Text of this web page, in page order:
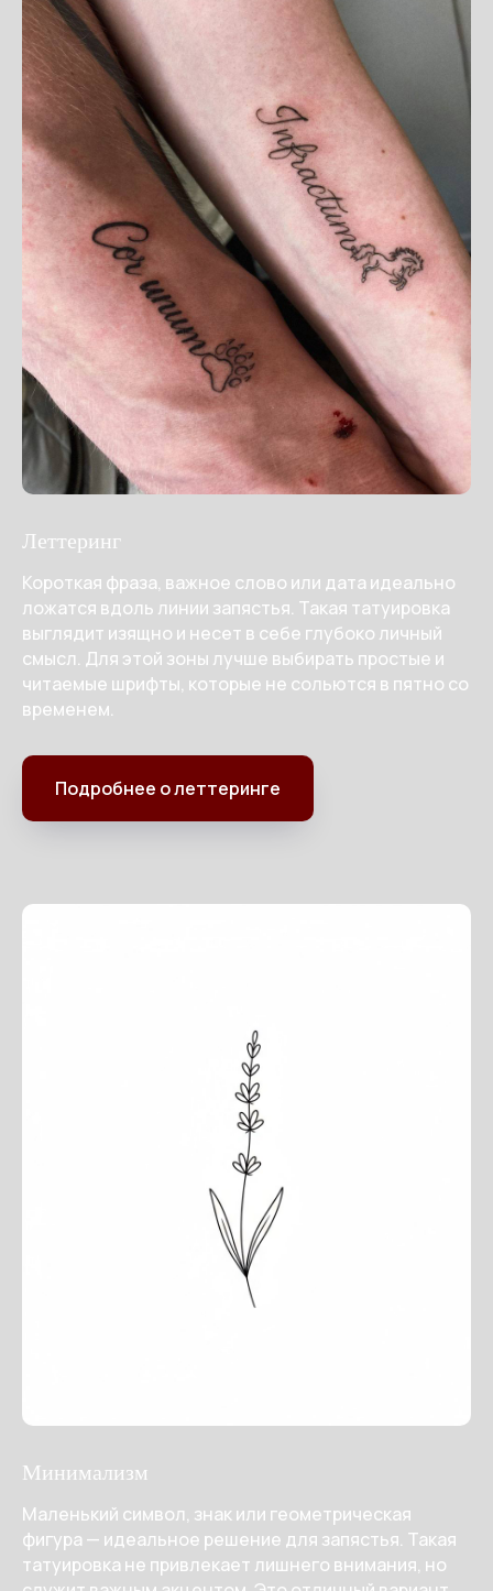
Леттеринг
Короткая фраза, важное слово или дата идеально
ложатся вдоль линии запястья. Такая татуировка
выглядит изящно и несет в себе глубоко личный
смысл. Для этой зоны лучше выбирать простые и
читаемые шрифты, которые не сольются в пятно со
временем.
Подробнее о леттеринге
Минимализм
Маленький символ, знак или геометрическая
фигура — идеальное решение для запястья. Такая
татуировка не привлекает лишнего внимания, но